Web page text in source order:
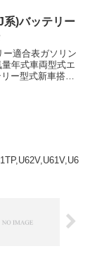
系)バッテリー
ー適合表ガソリン
量年式車両型式エ
ー型式新車搭載